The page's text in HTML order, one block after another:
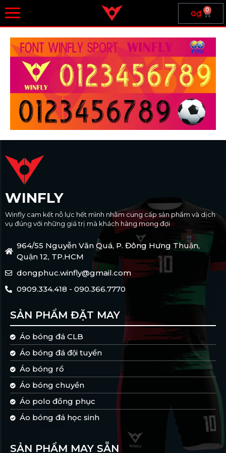
0₫ 0
WINFLY
Winfly cam kết nỗ lực hết mình nhằm cung cấp sản phẩm và dịch
vụ đúng với những giá trị mà khách hàng mong đợi
964/55 Nguyễn Văn Quá, P. Đông Hưng Thuận,
Quận 12, TP.HCM
dongphuc.winfly@gmail.com
0909.334.418 - 090.366.7770
SẢN PHẨM ĐẶT MAY
Áo bóng đá CLB
Áo bóng đá đội tuyển
Áo bóng rổ
Áo bóng chuyền
Áo polo đồng phục
Áo bóng đá học sinh
SẢN PHẨM MAY SẴN